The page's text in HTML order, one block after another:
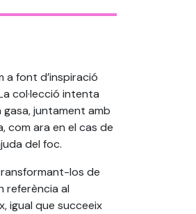
a font d’inspiració
col·lecció intenta
juntament amb
ara en el cas de
del foc.
los de
referència al
igual que succeeix